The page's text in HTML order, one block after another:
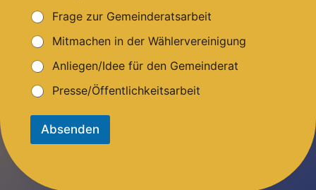
Frage zur Gemeinderatsarbeit
Mitmachen in der Wählervereinigung
Anliegen/Idee für den Gemeinderat
Presse/Öffentlichkeitsarbeit
Absenden